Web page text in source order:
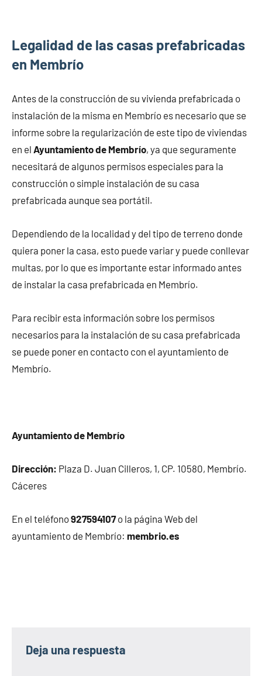
Legalidad de las casas prefabricadas
en Membrío
Antes de la construcción de su vivienda prefabricada o
instalación de la misma en Membrío es necesario que se
informe sobre la regularización de este tipo de viviendas
en el Ayuntamiento de Membrío, ya que seguramente
necesitará de algunos permisos especiales para la
construcción o simple instalación de su casa
prefabricada aunque sea portátil.
Dependiendo de la localidad y del tipo de terreno donde
quiera poner la casa, esto puede variar y puede conllevar
multas, por lo que es importante estar informado antes
de instalar la casa prefabricada en Membrío.
Para recibir esta información sobre los permisos
necesarios para la instalación de su casa prefabricada
se puede poner en contacto con el ayuntamiento de
Membrío.
Ayuntamiento de Membrío
Dirección: Plaza D. Juan Cilleros, 1, CP. 10580, Membrío.
Cáceres
En el teléfono927594107o la página Web del
ayuntamiento de Membrío: membrio.es
Deja una respuesta